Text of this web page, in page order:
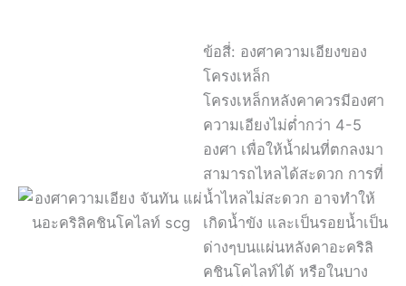
ข้อสี่: องศาความเอียงของ
โครงเหล็ก
โครงเหล็กหลังคาควรมีองศา
ความเอียงไม่ต่ำกว่า 4-5
องศา เพื่อให้น้ำฝนที่ตกลงมา
สามารถไหลได้สะดวก การที่
น้ำไหลไม่สะดวก อาจทำให้
เกิดน้ำขัง และเป็นรอยน้ำเป็น
ด่างๆบนแผ่นหลังคาอะคริลิ
คชินโคไลท์ได้ หรือในบาง